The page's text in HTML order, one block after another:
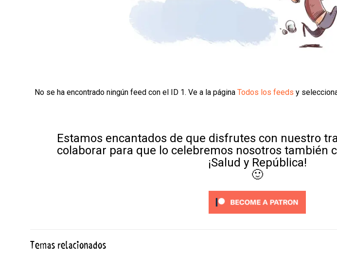
No se ha encontrado ningún feed con el ID 1. Ve a la páginaTodos los feeds y
Estamos encantados de que disfrutes con nuestro
colaborar para que lo celebremos nosotros también
¡Salud y República!
🙂
Temas relacionados